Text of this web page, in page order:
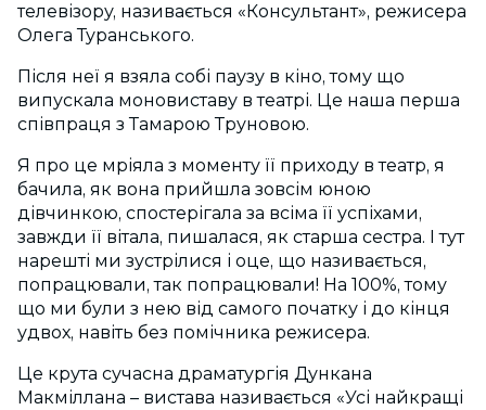
телевізору, називається «Консультант», режисера
Олега Туранського.
Після неї я взяла собі паузу в кіно, тому що
випускала моновиставу в театрі. Це наша перша
співпраця з Тамарою Труновою.
Я про це мріяла з моменту її приходу в театр, я
бачила, як вона прийшла зовсім юною
дівчинкою, спостерігала за всіма її успіхами,
завжди її вітала, пишалася, як старша сестра. І тут
нарешті ми зустрілися і оце, що називається,
попрацювали, так попрацювали! На 100%, тому
що ми були з нею від самого початку і до кінця
удвох, навіть без помічника режисера.
Це крута сучасна драматургія Дункана
Макміллана – вистава називається «Усі найкращі